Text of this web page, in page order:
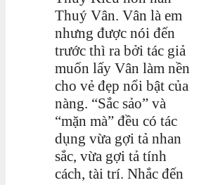
Thuý Vân. Vân là em
nhưng được nói đến
trước thì ra bởi tác giả
muốn lấy Vân làm nền
cho vẻ đẹp nổi bật của
nàng. “Sắc sảo” và
“mặn mà” đều có tác
dụng vừa gợi tả nhan
sắc, vừa gợi tả tính
cách, tài trí. Nhắc đến